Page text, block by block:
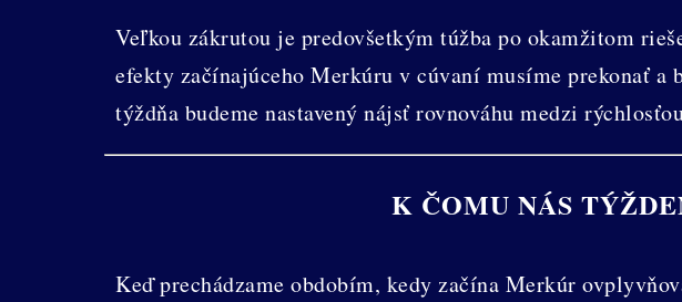
Veľkou zákrutou je predovšetkým túžba po okamžitom
efekty začínajúceho Merkúru v cúvaní musíme prekonať
týždňa budeme nastavený nájsť rovnováhu medzi
K ČOMU NÁS
Keď prechádzame obdobím, kedy začína Merkúr